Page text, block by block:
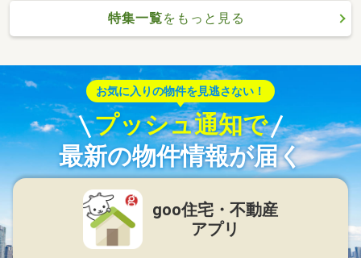
特集一覧をもっと見る
お気に入りの物件を見逃さない！
プッシュ通知で
最新の物件情報が届く
goo住宅・不動産
アプリ